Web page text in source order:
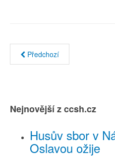
Předchozí
Nejnovější z ccsh.cz
Husův sbor v
Oslavou ožije